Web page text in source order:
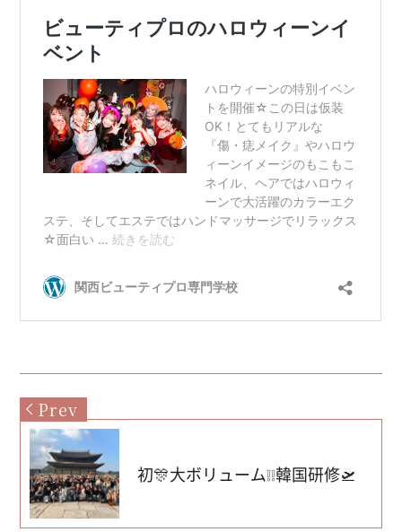
Prev
初🎊大ボリューム❕❕韓国研修🛫